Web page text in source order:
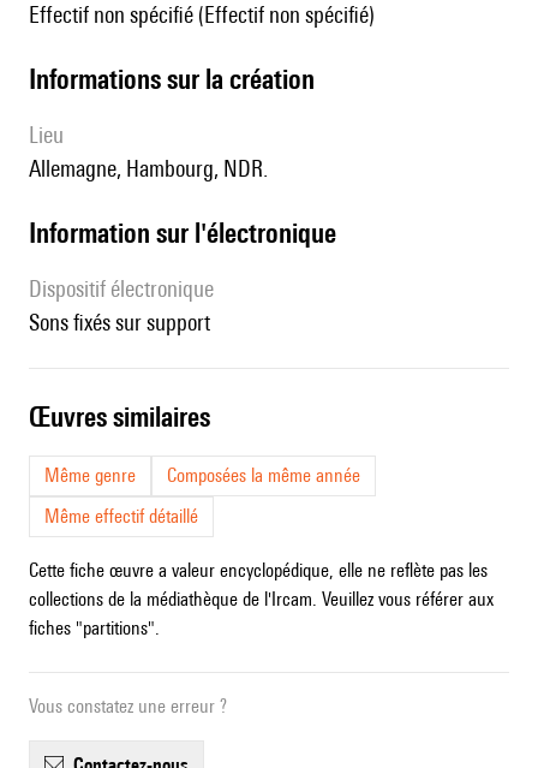
Effectif non spécifié (Effectif non spécifié)
informations sur la création
lieu
Allemagne, Hambourg, NDR.
Information sur l'électronique
Dispositif électronique
sons fixés sur support
œuvres similaires
Même genre
Composées la même année
Même effectif détaillé
Cette fiche œuvre a valeur encyclopédique, elle ne reflète pas les
collections de la médiathèque de l'Ircam. Veuillez vous référer aux
fiches "partitions".
Vous constatez une erreur ?